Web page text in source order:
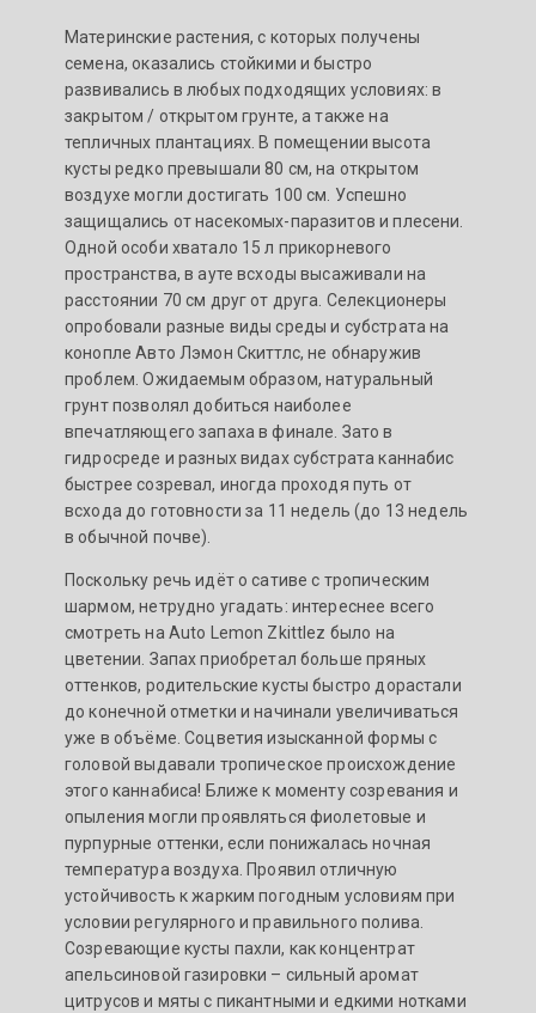
Материнские растения, c которых получены
семена, оказались стойкими и быстро
развивались в любых подходящих условиях: в
закрытом / открытом грунте, а также на
тепличных плантациях. В помещении высота
кусты редко превышали 80 см, на открытом
воздухе могли достигать 100 см. Успешно
защищались от насекомых-паразитов и плесени.
Одной особи хватало 15 л прикорневого
пространства, в ауте всходы высаживали на
расстоянии 70 см друг от друга. Селекционеры
опробовали разные виды среды и субстрата на
конопле Авто Лэмон Скиттлс, не обнаружив
проблем. Ожидаемым образом, натуральный
грунт позволял добиться наиболее
впечатляющего запаха в финале. Зато в
гидросреде и разных видах субстрата каннабис
быстрее созревал, иногда проходя путь от
всхода до готовности за 11 недель (до 13 недель
в обычной почве).
Поскольку речь идёт о сативе с тропическим
шармом, нетрудно угадать: интереснее всего
смотреть на Auto Lemon Zkittlez было на
цветении. Запах приобретал больше пряных
оттенков, родительские кусты быстро дорастали
до конечной отметки и начинали увеличиваться
уже в объёме. Соцветия изысканной формы с
головой выдавали тропическое происхождение
этого каннабиса! Ближе к моменту созревания и
опыления могли проявляться фиолетовые и
пурпурные оттенки, если понижалась ночная
температура воздуха. Проявил отличную
устойчивость к жарким погодным условиям при
условии регулярного и правильного полива.
Созревающие кусты пахли, как концентрат
апельсиновой газировки – сильный аромат
цитрусов и мяты с пикантными и едкими нотками